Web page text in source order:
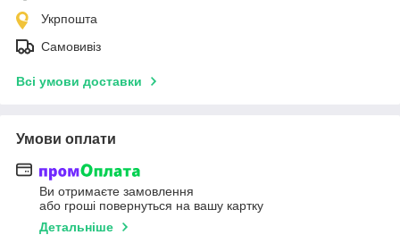
Укрпошта
Самовивіз
Всі умови доставки
Умови оплати
Ви отримаєте замовлення
або гроші повернуться на вашу картку
Детальніше